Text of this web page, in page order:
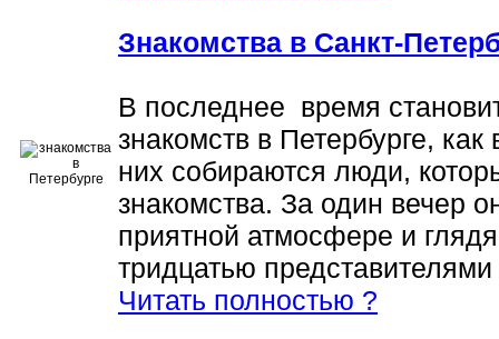
Знакомства в Санкт-
В последнее время
знакомств в Петербурге,
них собираются люди,
знакомства. За один вечер
приятной атмосфере и
тридцатью
Читать полностью ?